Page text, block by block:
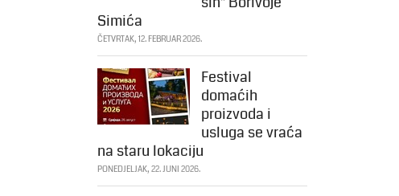
Simića
ČETVRTAK, 12. FEBRUAR 2026.
Festival
domaćih
proizvoda i
usluga se vraća
na staru lokaciju
PONEDJELJAK, 22. JUNI 2026.